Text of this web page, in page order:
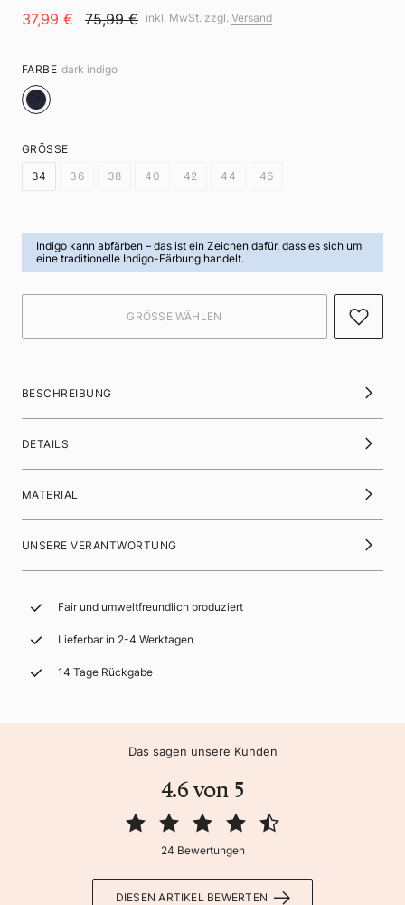
37,99 € 75,99 € inkl. MwSt. zzgl. Versand
FARBE dark indigo
GRÖSSE
34
36 38 40 42 44 46
Indigo kann abfärben – das ist ein Zeichen dafür, dass es sich um
eine traditionelle Indigo-Färbung handelt.
BESCHREIBUNG
DETAILS
MATERIAL
UNSERE VERANTWORTUNG
Fair und umweltfreundlich produziert
Lieferbar in 2-4 Werktagen
14 Tage Rückgabe
Das sagen unsere Kunden
4.6 von 5
24 Bewertungen
DIESEN ARTIKEL BEWERTEN